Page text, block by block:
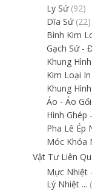
Ly Sứ (92)
Dĩa Sứ (22)
Bình Kim
Gạch Sứ -
Khung
Kim Loại
Khung
Áo - Áo
Hình Ghép
Pha Lê Ép
Móc Khóa
Vật Tư Liên
Mực Nhiệt
Lý Nhiệt ...